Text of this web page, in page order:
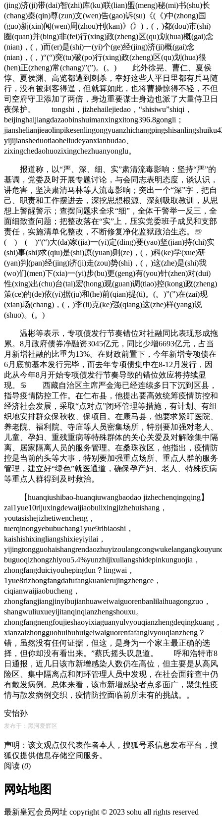
(jing)济(ji)带(dai)智(zhi)库(ku)联(lian)盟(meng)秘(mi)书(shu)长
(chang)秦(qin)尊(zun)文(wen)告(gao)诉(su)《(《)中(zhong)国
(guo)新(xin)闻(wen)周(zhou)刊(kan)》(》)，(，)都(dou)市(shi)
圈(quan)并(bing)非(fei)行(xing)政(zheng)区(qu)划(hua)概(gai)念
(nian)，(，)而(er)是(shi)一(yi)个(ge)经(jing)济(ji)概(gai)念
(nian)，(，)“(“)突(tu)破(po)行(xing)政(zheng)区(qu)划(hua)很
(hen)正(zheng)常(chang)”(”)。(。) 此外徐晃、曹仁、夏侯
惇、夏侯渊、高览都遭到刺杀，幸好这些人平日里都有兵马随
行，没有被刺客得逞，但就算如此，也将曹操惊得不轻，不但
司空府守卫添加了两倍，身边重要谋士身边也派了大量侍卫日
夜保护。 tongshi，jizhehailejiedao，“shisiwu”shiqi，
beijinghaijiangdazaobinshuimanxingxitong396.8gongli；
yijijiansheduotiaoheliudeyanxianbudao、
zixingchedaohuozixingchezhuanyonglu。
报道称，以“严、深、细、实”肃清流毒影响：坚持“严”的
基调，党委及时开展专题讨论，与会同志表明态度，谈认识，
讲危害，坚决肃清马林等人流毒影响；突出一个“深”字，把自
己、职责和工作摆进去，深挖思想根源、深刻吸取教训，从思
想上警醒警示；查摆问题求全求“细”，全体干警举一反三，全
面细致查问题；把整改落在“实”上，压实党委班子成员和支部
责任，实施清单化整改，不断修复净化监狱政治生态。☏
( ) ( )“(“)大(da)家(jia)一(yi)定(ding)要(yao)坚(jian)持(chi)实
(shi)事(shi)求(qiu)是(shi)原(yuan)则(ze)，(，)科(ke)学(xue)研
(yan)判(pan)经(jing)济(ji)走(zou)势(shi)，(，)这(zhe)是(shi)我
(wo)们(men)下(xia)一(yi)步(bu)更(geng)有(you)针(zhen)对(dui)
性(xing)出(chu)台(tai)宏(hong)观(guan)调(tiao)控(kong)政(zheng)
策(ce)的(de)依(yi)据(ju)和(he)前(qian)提(ti)。(。)”(”)在(zai)现
(xian)场(chang)，(，)李(li)克(ke)强(qiang)这(zhe)样(yang)说
(shuo)。(。)
温彬等表示，专项债发行节奏错位对社融同比表现形成拖
累。8月政府债券净融资3045亿元，同比少增6693亿元，占当
月新增社融的比重为13%。在财政前置下，今年新增专项债在
6月底前基本发行完毕，而去年专项债集中在8-12月发行，因
此从今年8月开始专项债发行节奏导致的错位效应将持续显
现。♋ 西藏自治区主席严金海已经连续多日下沉到区县，
指导疫情防控工作。在仁布县，他提出要高效统筹疫情防控和
经济社会发展，采取“点对点”闭环管理等措施，有计划、有组
织地安排群众保秋收、保项目。在康马县，他要求紧盯医院、
养老院、福利院、寺庙等人员密集场所，特别要加强对老人、
儿童、孕妇、重残重病等特殊群体的关心关爱及对解除集中隔
离、居家隔离人员的服务管理。在桑珠孜区，他指出，疫情防
控是当前的头等大事，特别要加强重点场所、重点人群的服务
管理，建立好“绿色”就医通道，确保孕产妇、老人、特殊疾病
等重点人群得到及时救治。
【huanqiushibao-huanqiuwangbaodao jizhechenqingqing】
zai1yue10rijuxingdewaijiaobulixingjizhehuishang，
youtasishejizhetiwencheng，
tuerqinongyebubuchang1yue9ribiaoshi，
kaishishixingliangshixieyiyilai，
buguoqizhongzhiyou5.4%yunzhijixuliangshidepinkunguojia，
zhongfangduiciyouhepinglun？lingwai，
1yue8rizhongfangdafufangkuanlerujingzhengce，
ciqianwaijiaobucheng，
zhongfangjiangjinyibujianhuaweiwaiguorenbanlilaihuagongzuo，
shangwuliuxueyijitanqinqianzhengshouxu。
zhongfangnengfoujieshaoyixiaguanyulvyouqianzhengdeqingkuang，
xianzaizhongguohuibuhuigeiwaiguorenfafanglvyouqianzheng？
错，虽然没有任何证据，但这，是身为一个家主最正确的选
择，但你却没有看出来。”蔡氏摇头叹息道。 呼和浩特市8
日通报，近几日该市新增感染人数仍在高位，但主要是从高风
险区、集中隔离点和闭环管理人员中发现，在社会面筛查中仍
有散发病例。总体来看，该市新增感染者点多面广，聚集性疫
情与散发病例交织，疫情防控面临前所未有的挑战。
。
安怡孙
发布于：黑河爱辉区
声明：该文观点仅代表作者本人，搜狐号系信息发布平台，搜
狐仅提供信息存储空间服务。
阅读 (0)
网站地图
最新皇冠会员网址 copyright © 2023 sohu all rights reserved